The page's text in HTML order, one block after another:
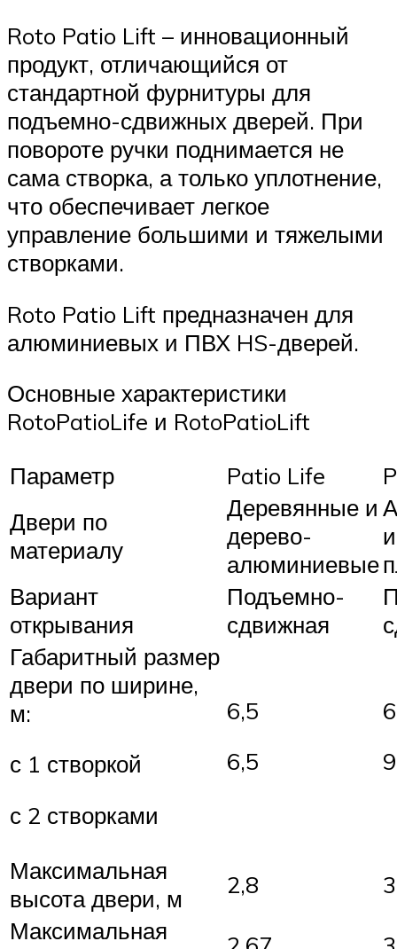
Roto Patio Lift – инновационный
продукт, отличающийся от
стандартной фурнитуры для
подъемно-сдвижных дверей. При
повороте ручки поднимается не
сама створка, а только уплотнение,
что обеспечивает легкое
управление большими и тяжелыми
створками.
Roto Patio Lift предназначен для
алюминиевых и ПВХ HS-дверей.
Основные характеристики
RotoPatioLife и RotoPatioLift
Параметр
Patio Life
Двери по
материалу
Деревянные и
дерево-
алюминиевые
и
Вариант
открывания
Подъемно-
сдвижная
Габаритный размер
двери по ширине,
м:
с 1 створкой
с 2 створками
6,5
6,5
Максимальная
высота двери, м
2,8
Максимальная